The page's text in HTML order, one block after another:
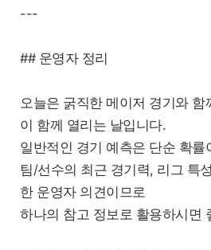
---
## 운영자 정리
오늘은 굵직한 메이저 경기와
이 함께 열리는 날입니다.
일반적인 경기 예측은 단순 확률
팀/선수의 최근 경기력, 리그 특
한 운영자 의견이므로
하나의 참고 정보로 활용하시면